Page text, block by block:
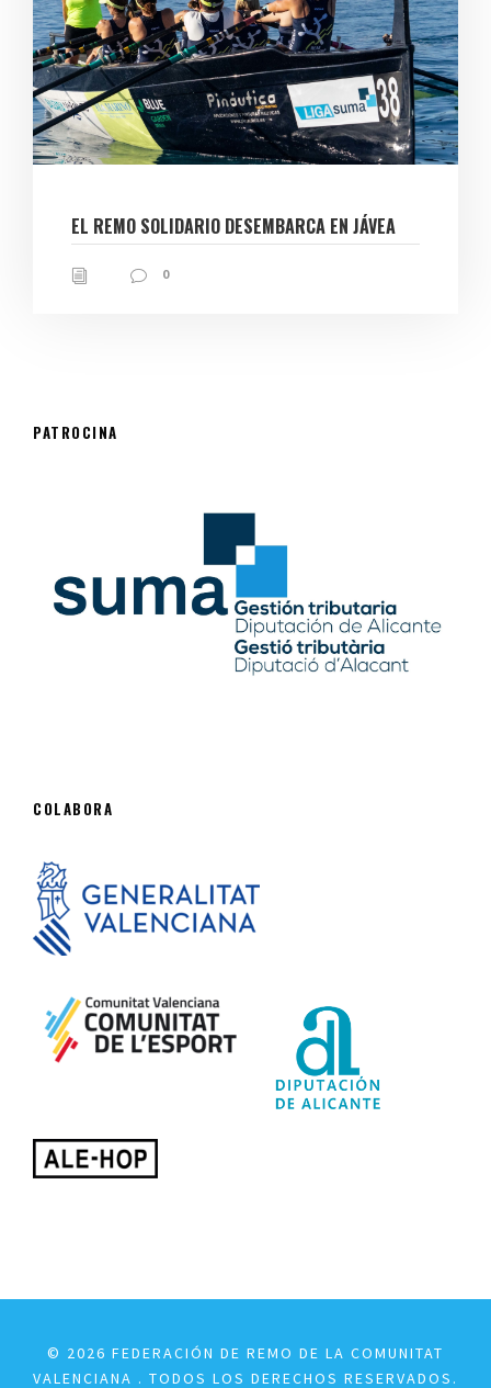
EL REMO SOLIDARIO DESEMBARCA EN JÁVEA
0
PATROCINA
COLABORA
© 2026 FEDERACIÓN DE REMO DE LA COMUNITAT
VALENCIANA . TODOS LOS DERECHOS RESERVADOS.